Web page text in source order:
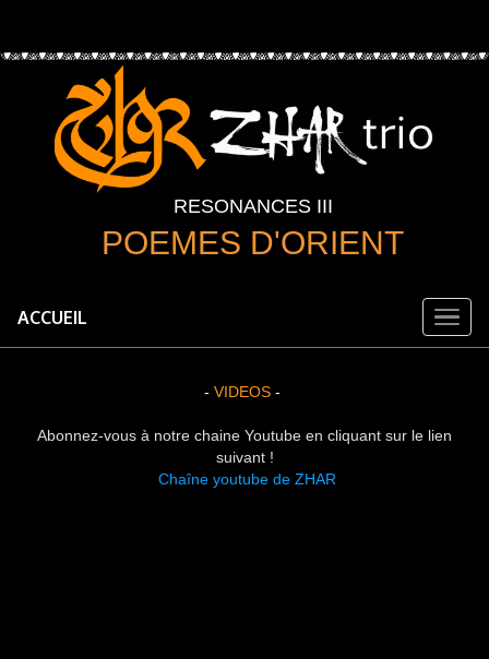
RESONANCES III
POEMES D'ORIENT
ACCUEIL
- VIDEOS -
Abonnez-vous à notre chaine Youtube en cliquant sur le lien
suivant !
Chaîne youtube de ZHAR